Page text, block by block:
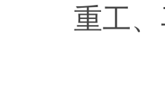
重工